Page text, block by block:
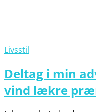
Livsstil
Deltag i min
vind lækre